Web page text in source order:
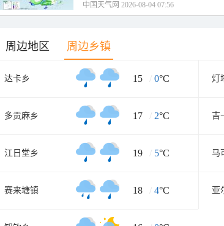
中国天气网 2026-08-04 07:56
周边地区 周边乡镇
达卡乡 15 / 0°C 灯
多贡麻乡 17 / 2°C 吉
江日堂乡 19 / 5°C 马
赛来塘镇 18 / 4°C 亚